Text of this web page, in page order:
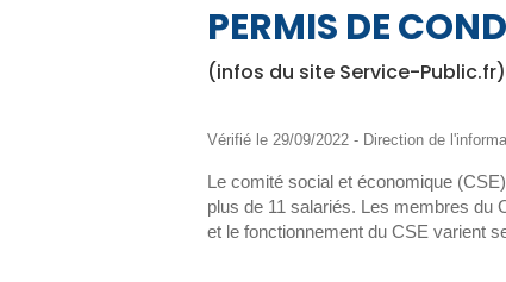
PERMIS DE
(infos du site Service-Public.fr)
Vérifié le 29/09/2022 - Direction de
Le comité social et économique
plus de 11 salariés. Les membres du
et le fonctionnement du CSE varient